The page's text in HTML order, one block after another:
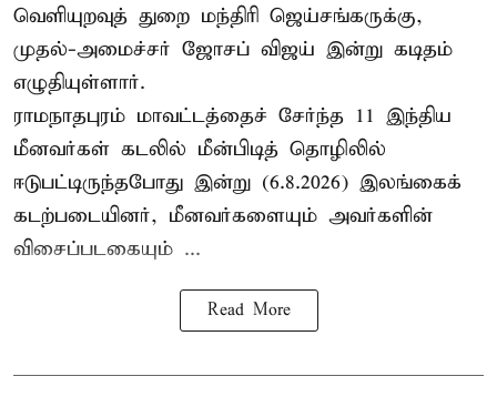
வெளியுறவுத் துறை மந்திரி ஜெய்சங்கருக்கு,
முதல்-அமைச்சர் ஜோசப் விஜய் இன்று கடிதம்
எழுதியுள்ளார்.
ராமநாதபுரம் மாவட்டத்தைச் சேர்ந்த 11 இந்திய
மீனவர்கள் கடலில் மீன்பிடித் தொழிலில்
ஈடுபட்டிருந்தபோது இன்று (6.8.2026) இலங்கைக்
கடற்படையினர், மீனவர்களையும் அவர்களின்
விசைப்படகையும் ...
Read More